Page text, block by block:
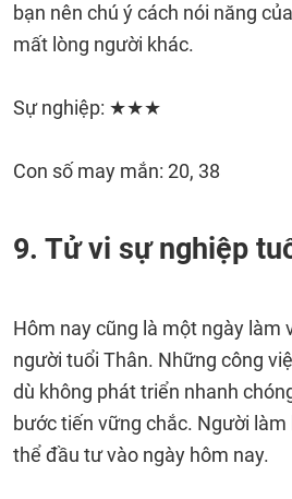
bạn nên chú ý cách nói năng
mất lòng người khác.
Sự nghiệp: ★★★
Con số may mắn: 20, 38
9. Tử vi sự nghiệp
Hôm nay cũng là một ngày làm
người tuổi Thân. Những công
dù không phát triển nhanh
bước tiến vững chắc. Người
thể đầu tư vào ngày hôm nay.